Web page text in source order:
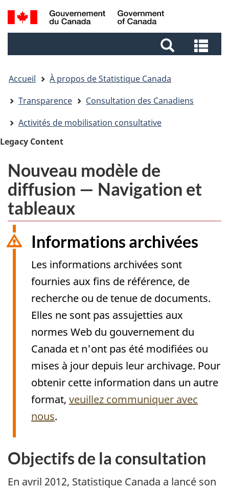
Aller
au
Aller
au
Passer
à
Recherche
et
et
Accueil
À propos de Statistique Canada
Transparence
Consultation des Canadiens
Activités de mobilisation consultative
Legacy Content
Nouveau modèle de
diffusion — Navigation et
tableaux
Informations archivées
Les informations archivées sont
fournies aux fins de référence, de
recherche ou de tenue de documents.
Elles ne sont pas assujetties aux
normes Web du gouvernement du
Canada et n'ont pas été modifiées ou
mises à jour depuis leur archivage. Pour
obtenir cette information dans un autre
format, veuillez communiquer avec
nous.
Objectifs de la consultation
En avril 2012, Statistique Canada a lancé son